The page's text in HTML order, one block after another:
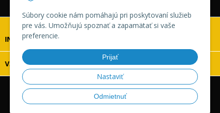
Súbory cookie nám pomáhajú pri poskytovaní služieb
pre vás. Umožňujú spoznať a zapamätať si vaše
preferencie.
Prijať
Nastaviť
Odmietnuť
INFOLINKA
VŠETKO O NÁKUPE
© 2026 Vaskonaradie.sk •tvorba eshopu cez UNIobchod
webhostingspoločnostiWEBYGROUP